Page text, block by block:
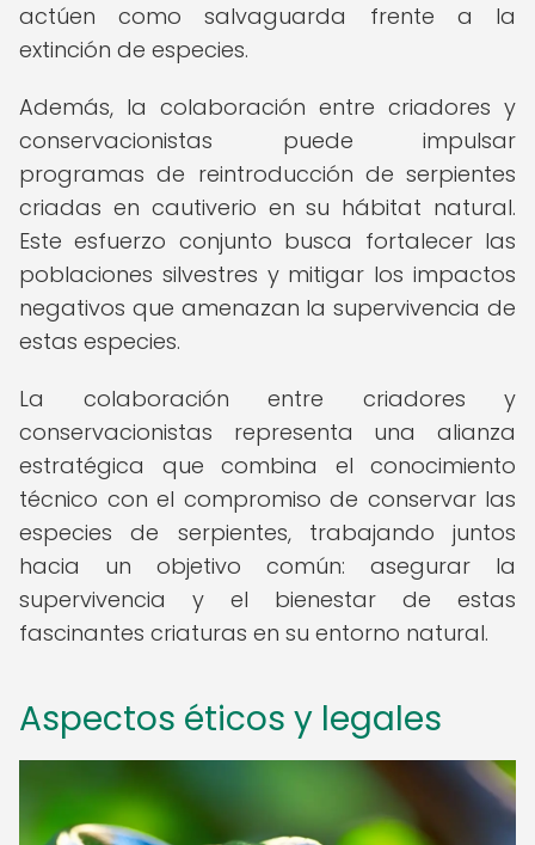
actúen como salvaguarda frente a la
extinción de especies.
Además, la colaboración entre criadores y
conservacionistas puede impulsar
programas de reintroducción de serpientes
criadas en cautiverio en su hábitat natural.
Este esfuerzo conjunto busca fortalecer las
poblaciones silvestres y mitigar los impactos
negativos que amenazan la supervivencia de
estas especies.
La colaboración entre criadores y
conservacionistas representa una alianza
estratégica que combina el conocimiento
técnico con el compromiso de conservar las
especies de serpientes, trabajando juntos
hacia un objetivo común: asegurar la
supervivencia y el bienestar de estas
fascinantes criaturas en su entorno natural.
Aspectos éticos y legales